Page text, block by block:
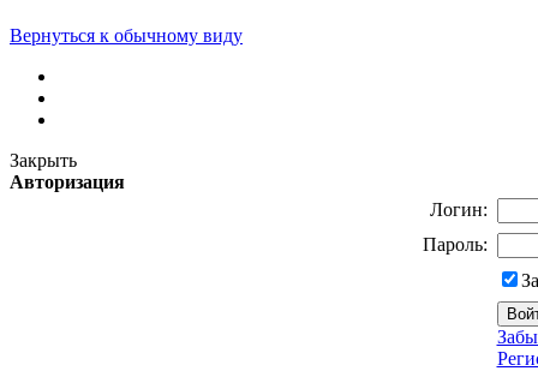
Вернуться к обычному виду
Закрыть
Авторизация
Логин:
Пароль: